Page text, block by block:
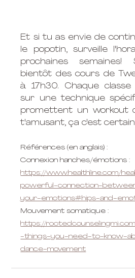
Et si tu as envie de
le popotin, surveille
prochaines semaines!
bientôt des cours de
à 17h30. Chaque
sur une technique
promettent un workout
t'amusant, ça c'est
Références (en anglais) :
Connexion hanches/émotions :
https://www.healthline.com/
powerful-connection-
your-emotions#hips-and-
Mouvement somatique :
https://
-things-you-need-to-know-
dance-movement